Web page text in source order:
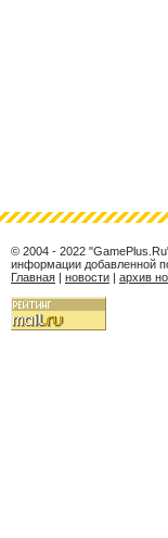
© 2004 - 2022
информации добавленной
Главная | новости | архив